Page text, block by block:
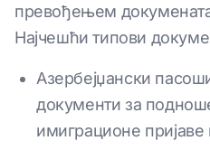
превођењем
Најчешћи типови
Азербејџански
документи за
имиграционе пријаве